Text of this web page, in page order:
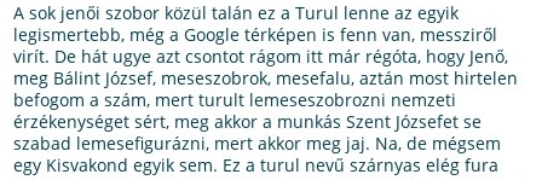
A sok jenői szobor közül talán ez a Turul lenne az egyik
legismertebb, még a Google térképen is fenn van, messziről
virít. De hát ugye azt csontot rágom itt már régóta, hogy Jenő,
meg Bálint József, meseszobrok, mesefalu, aztán most hirtelen
befogom a szám, mert turult lemeseszobrozni nemzeti
érzékenységet sért, meg akkor a munkás Szent Józsefet se
szabad lemesefigurázni, mert akkor meg jaj. Na, de mégsem
egy Kisvakond egyik sem. Ez a turul nevű szárnyas elég fura